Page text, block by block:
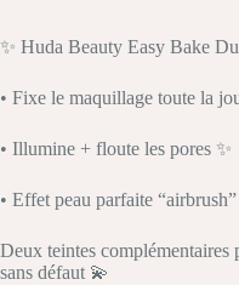
✨ Huda Beauty Easy Bake
• Fixe le maquillage toute la
• Illumine + floute les pores ✨
• Effet peau parfaite “airbrush”
Deux teintes
sans défaut 💫